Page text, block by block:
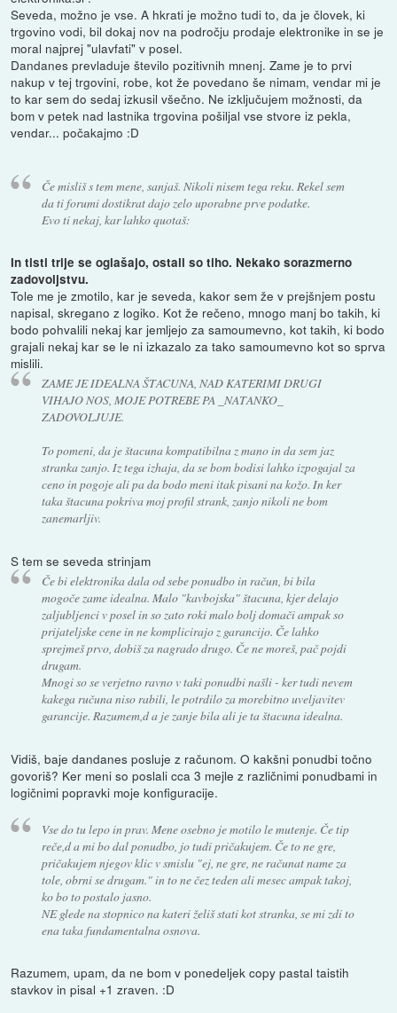
Seveda, možno je vse. A hkrati je možno tudi to, da je človek, ki
trgovino vodi, bil dokaj nov na področju prodaje elektronike in se je
moral najprej "ulavfati" v posel.
Dandanes prevladuje število pozitivnih mnenj. Zame je to prvi
nakup v tej trgovini, robe, kot že povedano še nimam, vendar mi je
to kar sem do sedaj izkusil všečno. Ne izključujem možnosti, da
bom v petek nad lastnika trgovina pošiljal vse stvore iz pekla,
vendar... počakajmo :D
Če misliš s tem mene, sanjaš. Nikoli nisem tega reku. Rekel sem
da ti forumi dostikrat dajo zelo uporabne prve podatke.
Evo ti nekaj, kar lahko quotaš:
In tisti trije se oglašajo, ostali so tiho. Nekako sorazmerno
zadovoljstvu.
Tole me je zmotilo, kar je seveda, kakor sem že v prejšnjem postu
napisal, skregano z logiko. Kot že rečeno, mnogo manj bo takih, ki
bodo pohvalili nekaj kar jemljejo za samoumevno, kot takih, ki bodo
grajali nekaj kar se le ni izkazalo za tako samoumevno kot so sprva
mislili.
ZAME JE IDEALNA ŠTACUNA, NAD KATERIMI DRUGI
VIHAJO NOS, MOJE POTREBE PA _NATANKO_
ZADOVOLJUJE.
To pomeni, da je štacuna kompatibilna z mano in da sem jaz
stranka zanjo. Iz tega izhaja, da se bom bodisi lahko izpogajal za
ceno in pogoje ali pa da bodo meni itak pisani na kožo. In ker
taka štacuna pokriva moj profil strank, zanjo nikoli ne bom
zanemarljiv.
S tem se seveda strinjam
Če bi elektronika dala od sebe ponudbo in račun, bi bila
mogoče zame idealna. Malo "kavbojska" štacuna, kjer delajo
zaljubljenci v posel in so zato roki malo bolj domači ampak so
prijateljske cene in ne komplicirajo z garancijo. Če lahko
sprejmeš prvo, dobiš za nagrado drugo. Če ne moreš, pač pojdi
drugam.
Mnogi so se verjetno ravno v taki ponudbi našli - ker tudi nevem
kakega ručuna niso rabili, le potrdilo za morebitno uveljavitev
garancije. Razumem,d a je zanje bila ali je ta štacuna idealna.
Vidiš, baje dandanes posluje z računom. O kakšni ponudbi točno
govoriš? Ker meni so poslali cca 3 mejle z različnimi ponudbami in
logičnimi popravki moje konfiguracije.
Vse do tu lepo in prav. Mene osebno je motilo le mutenje. Če tip
reče,d a mi bo dal ponudbo, jo tudi pričakujem. Če to ne gre,
pričakujem njegov klic v smislu "ej, ne gre, ne računat name za
tole, obrni se drugam." in to ne čez teden ali mesec ampak takoj,
ko bo to postalo jasno.
NE glede na stopnico na kateri želiš stati kot stranka, se mi zdi to
ena taka fundamentalna osnova.
Razumem, upam, da ne bom v ponedeljek copy pastal taistih
stavkov in pisal +1 zraven. :D